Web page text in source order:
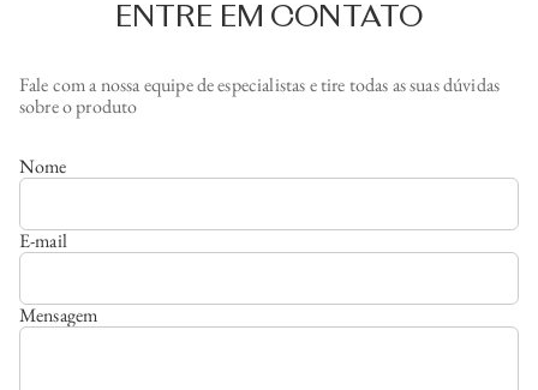
ENTRE EM CONTATO
Fale com a nossa equipe de especialistas e tire todas as suas dúvidas
sobre o produto
Nome
E-mail
Mensagem